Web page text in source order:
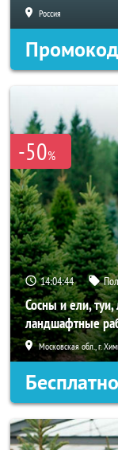
Россия
Промокод
-50%
14:04:43
Сосны и ели,
ландшафтные
Московская обл., г.
Бесплатно